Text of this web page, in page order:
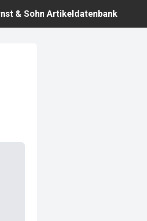
& Sohn Artikeldatenbank